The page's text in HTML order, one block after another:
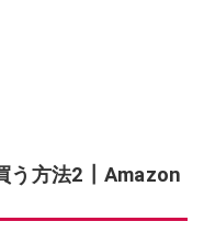
う方法2┃Amazon